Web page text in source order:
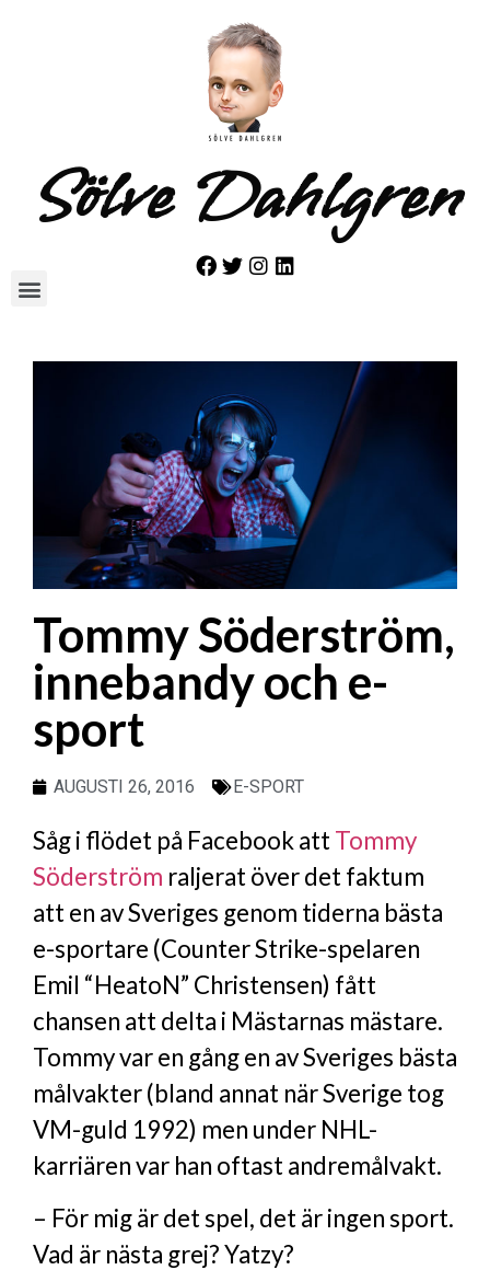
Sölve Dahlgren
Tommy Söderström,
innebandy och e-
sport
AUGUSTI 26, 2016 E-SPORT
Såg i flödet på Facebook attTommy
Söderström raljerat över det faktum
att en av Sveriges genom tiderna bästa
e-sportare (Counter Strike-spelaren
Emil “HeatoN” Christensen) fått
chansen att delta i Mästarnas mästare.
Tommy var en gång en av Sveriges bästa
målvakter (bland annat när Sverige tog
VM-guld 1992) men under NHL-
karriären var han oftast andremålvakt.
– För mig är det spel, det är ingen sport.
Vad är nästa grej? Yatzy?